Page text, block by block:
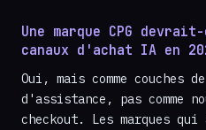
Une marque CPG
canaux d'achat IA en
Oui, mais comme couches
d'assistance, pas comme
checkout. Les marques qui